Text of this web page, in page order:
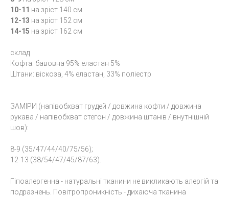
10-11 на зріст 140 см
12-13 на зріст 152 см
14-15 на зріст 162 см
склад
Кофта: бавовна 95% еластан 5%
Штани: віскоза, 4% еластан, 33% поліестр
ЗАМІРИ (напівобхват грудей / довжина кофти / довжина
рукава / напівобхват стегон / довжина штанів / внутнішній
шов):
8-9 (35/47/44/40/75/56);
12-13 (38/54/47/45/87/63).
Гіпоалергенна - натуральні тканини не викликають алергій та
подразнень. Повітропроникність - дихаюча тканина